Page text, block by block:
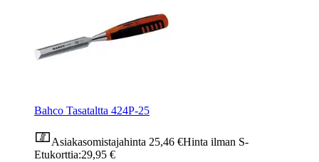
Bahco Tasataltta 424P-25
Asiakasomistajahinta 25,46 €Hinta ilman S-
Etukorttia:29,95 €